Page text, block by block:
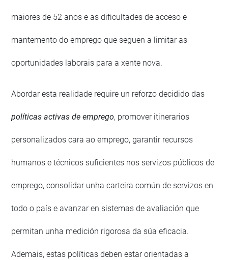
maiores de 52 anos e as dificultades de acceso e
mantemento do emprego que seguen a limitar as
oportunidades laborais para a xente nova.
Abordar esta realidade require un reforzo decidido das
políticas activas de emprego, promover itinerarios
personalizados cara ao emprego, garantir recursos
humanos e técnicos suficientes nos servizos públicos de
emprego, consolidar unha carteira común de servizos en
todo o país e avanzar en sistemas de avaliación que
permitan unha medición rigorosa da súa eficacia.
Ademais, estas políticas deben estar orientadas a